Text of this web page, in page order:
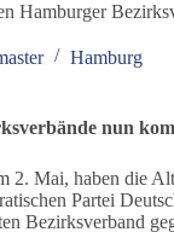
Hamburger
Hamburg
nun
2. Mai, haben die
Partei
Bezirksverband